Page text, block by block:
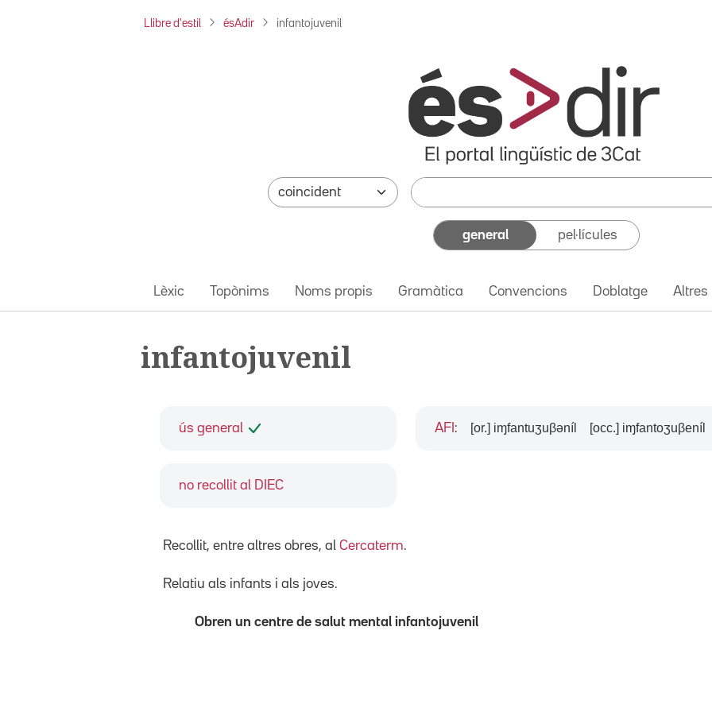
Llibre d'estil ésAdir infantojuvenil
general pel·lícules
Lèxic Topònims Noms propis Gramàtica Convencions Doblatge Altres
infantojuvenil
ús general
no recollit al DIEC
AFI : [or.] iɱfantuʒuβəníl [occ.] iɱfantoʒuβeníl
Recollit, entre altres obres, al Cercaterm.
Relatiu als infants i als joves.
Obren un centre de salut mental infantojuvenil